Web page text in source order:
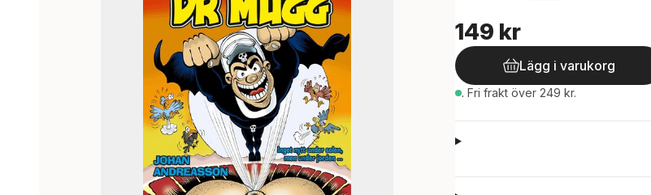
149 kr
Lägg i varukorg
. Fri frakt över 249 kr.